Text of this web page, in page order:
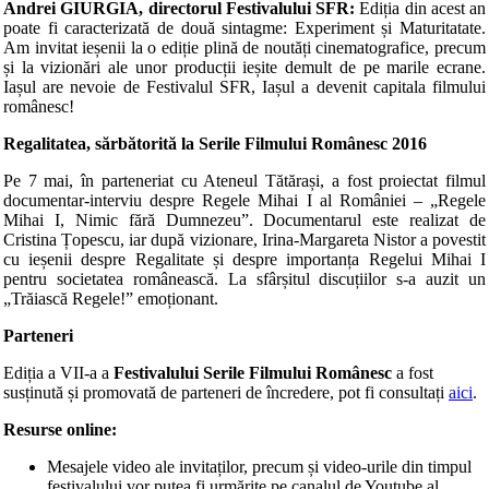
Andrei GIURGIA, directorul Festivalului SFR: Ediția din acest an
poate fi caracterizată de două sintagme: Experiment și Maturitatate.
Am invitat ieșenii la o ediție plină de noutăți cinematografice, precum
și la vizionări ale unor producții ieșite demult de pe marile ecrane.
Iașul are nevoie de Festivalul SFR, Iașul a devenit capitala filmului
românesc!
Regalitatea, sărbătorită la Serile Filmului Românesc 2016
Pe 7 mai, în parteneriat cu Ateneul Tătărași, a fost proiectat filmul
documentar-interviu despre Regele Mihai I al României – „Regele
Mihai I, Nimic fără Dumnezeu”. Documentarul este realizat de
Cristina Țopescu, iar după vizionare, Irina-Margareta Nistor a povestit
cu ieșenii despre Regalitate și despre importanța Regelui Mihai I
pentru societatea românească. La sfârșitul discuțiilor s-a auzit un
„Trăiască Regele!” emoționant.
Parteneri
Ediția a VII-a a Festivalului Serile Filmului Românesc a fost
susținută și promovată de parteneri de încredere, pot fi consultați aici.
Resurse online:
Mesajele video ale invitaților, precum și video-urile din timpul